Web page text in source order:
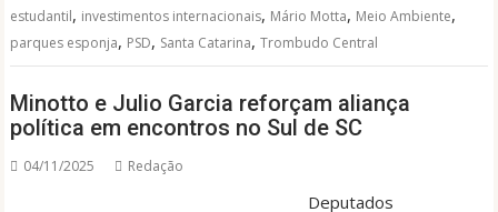
estudantil, investimentos internacionais, Mário Motta, Meio Ambiente,
parques esponja, PSD, Santa Catarina,Trombudo Central
Minotto e Julio Garcia reforçam aliança
política em encontros no Sul de SC
04/11/2025 Redação
Deputados